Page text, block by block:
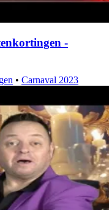
-
• Carnaval 2023